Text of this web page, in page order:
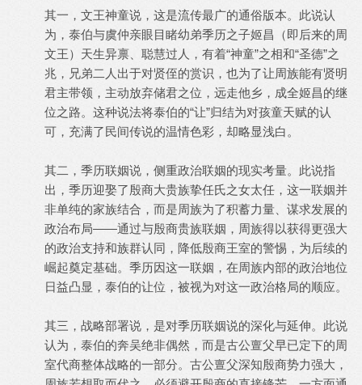
其一，文王神童说，这是流传最广的通俗版本。此说认
为，泰伯与虞仲亲眼目睹幼弟季历之子姬昌（即后来的周
文王）天生异禀、聪慧过人，有着“神童”之相和“圣德”之
兆，兄弟二人出于对贤侄的赏识，也为了让周族能有贤明
君主带领，主动放弃储君之位，远走他乡，成全姬昌的继
位之路。这种说法将泰伯的“让”归结为对孩童天赋的认
可，充满了民间传说的温情色彩，却略显浅白。
其二，季历联姻说，侧重政治联姻的现实考量。此说指
出，季历迎娶了殷商大贵族挚任氏之女太任，这一联姻并
非单纯的家族结合，而是周族为了积蓄力量、谋求发展的
政治布局——通过与殷商贵族联姻，周族得以获得更强大
的政治支持和族群认同，降低殷商王室的警惕，为后续的
崛起奠定基础。季历因这一联姻，在周族内部的政治地位
日益凸显，泰伯的让位，被视为对这一政治格局的顺应。
其三，战略部署说，是对季历联姻说的深化与延伸。此说
认为，泰伯的奔吴绝非偶然，而是古公亶父早已定下的周
室代商整体战略的一部分。古公亶父深知殷商势力强大，